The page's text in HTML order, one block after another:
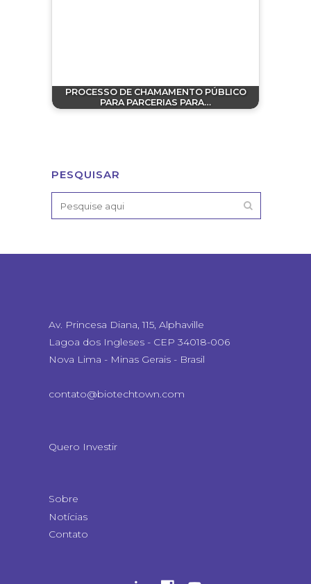
PROCESSO DE CHAMAMENTO PÚBLICO
PARA PARCERIAS PARA…
PESQUISAR
Av. Princesa Diana, 115, Alphaville
Lagoa dos Ingleses - CEP 34018-006
Nova Lima - Minas Gerais - Brasil
contato@biotechtown.com
Quero Investir
Sobre
Notícias
Contato